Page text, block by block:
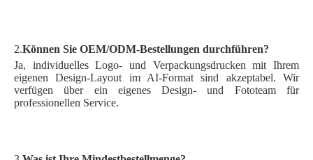
2.Können Sie OEM/ODM-Bestellungen durchführen?
Ja, individuelles Logo- und Verpackungsdrucken mit Ihrem
eigenen Design-Layout im AI-Format sind akzeptabel. Wir
verfügen über ein eigenes Design- und Fototeam für
professionellen Service.